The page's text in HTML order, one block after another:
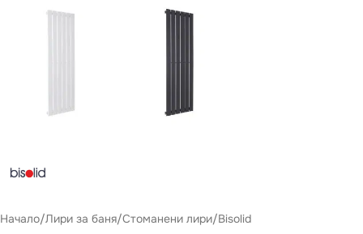
Начало/Лири за баня/Стоманени лири/Bisolid